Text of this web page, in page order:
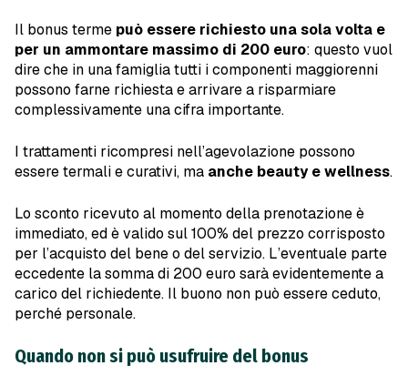
Il bonus terme può essere richiesto una sola volta e
per un ammontare massimo di 200 euro: questo vuol
dire che in una famiglia tutti i componenti maggiorenni
possono farne richiesta e arrivare a risparmiare
complessivamente una cifra importante.
I trattamenti ricompresi nell’agevolazione possono
essere termali e curativi, ma anche beauty e wellness.
Lo sconto ricevuto al momento della prenotazione è
immediato, ed è valido sul 100% del prezzo corrisposto
per l’acquisto del bene o del servizio. L’eventuale parte
eccedente la somma di 200 euro sarà evidentemente a
carico del richiedente. Il buono non può essere ceduto,
perché personale.
Quando non si può usufruire del bonus